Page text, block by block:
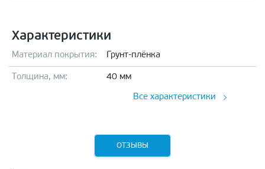
Характеристики
Материал покрытия: Грунт-плёнка
Толщина, мм: 40 мм
Все характеристики
ОТЗЫВЫ